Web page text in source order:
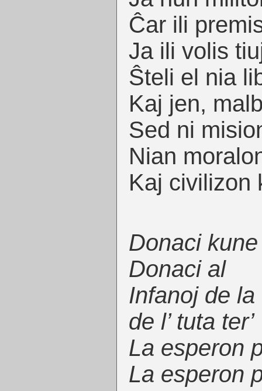
Ĉar ili
Ja ili volis
Ŝteli el nia
Kaj jen,
Sed ni
Nian
Kaj civilizon
Donaci
Donaci al
Infanoj de la
de l’ tuta ter’
La esperon
La esperon